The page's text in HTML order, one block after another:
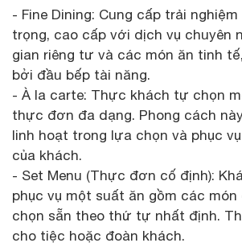
- Fine Dining: Cung cấp trải
trọng, cao cấp với dịch vụ chuyên
gian riêng tư và các món ăn tinh
bởi đầu bếp tài năng.
- À la carte: Thực khách tự chọn
thực đơn đa dạng. Phong cách
linh hoạt trong lựa chọn và phục
của khách.
- Set Menu (Thực đơn cố định):
phục vụ một suất ăn gồm các
chọn sẵn theo thứ tự nhất định.
cho tiệc hoặc đoàn khách.